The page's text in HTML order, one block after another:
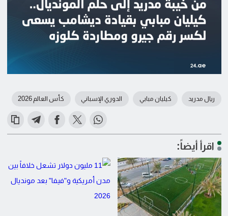
ريال مدريد كيليان مبابي الدوري الإسباني كأس العالم 2026
اقرأ أيضاً: